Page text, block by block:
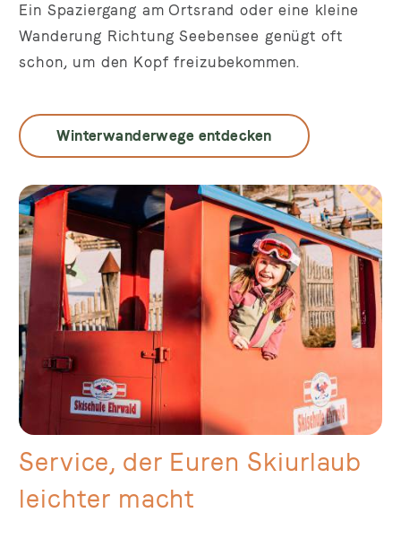
Ein Spaziergang am Ortsrand oder eine kleine
Wanderung Richtung Seebensee genügt oft
schon, um den Kopf freizubekommen.
Winterwanderwege entdecken
Service, der Euren Skiurlaub
leichter macht